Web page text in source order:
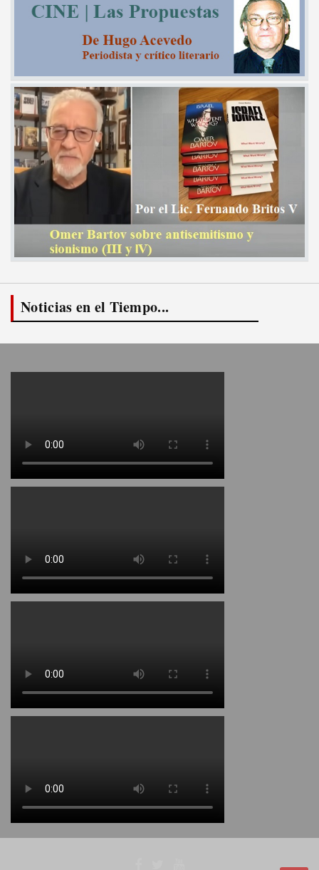
Noticias en el Tiempo...